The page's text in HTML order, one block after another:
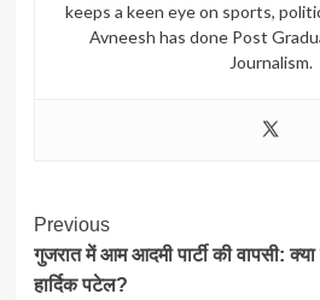
keeps a keen eye on sports,
Avneesh has done Post
Journalism.
Post
Navigation
Previous
गुजरात में आम आदमी पार्टी की वापसी: क्या
हार्दिक पटेल?